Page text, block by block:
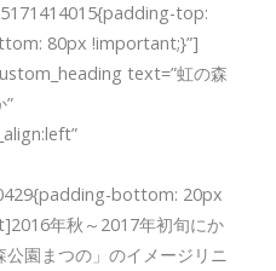
top:
80px !important;}”]
text=”虹の森
”
bottom: 20px
年秋～2017年初旬にか
園まつの」のイメージリニ